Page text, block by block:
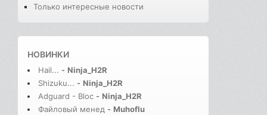
Только интересные новости
НОВИНКИ
Hail... - Ninja_H2R
Shizuku... - Ninja_H2R
Adguard - Bloc - Ninja_H2R
Файловый менед - Muhoflu